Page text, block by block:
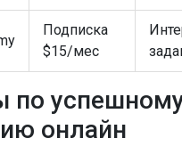
Подписка
$15/мес
по
онлайн